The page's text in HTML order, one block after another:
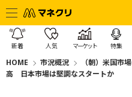
新着 人気 マーケット 特集
HOME 市況概況
（朝）米国市
高 日本市場は堅調なスタートか